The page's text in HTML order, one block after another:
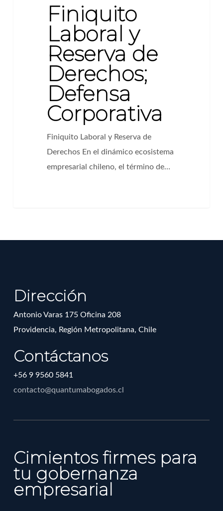
Finiquito
Laboral y
Reserva de
Derechos;
Defensa
Corporativa
Finiquito Laboral y Reserva de
Derechos En el dinámico ecosistema
empresarial chileno, el término de…
Dirección
Antonio Varas 175 Oficina 208
Providencia, Región Metropolitana, Chile
Contáctanos
+56 9 9560 5841
contacto@quantumabogados.cl
Cimientos firmes para
tu gobernanza
empresarial